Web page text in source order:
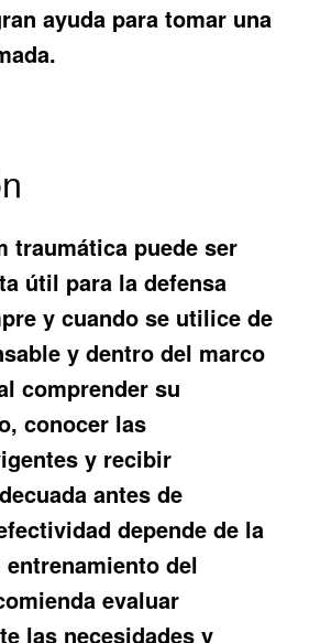
ayuda para tomar una
traumática puede ser
útil para la defensa
y cuando se utilice de
y dentro del marco
comprender su
conocer las
y recibir
antes de
depende de la
del
evaluar
las necesidades y